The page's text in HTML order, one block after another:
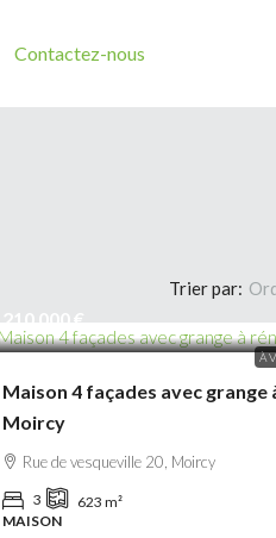
Contactez-nous
Trier par:
À
210 000 €
Maison 4 façades avec grange
Moircy
Rue de vesqueville 20, Moircy
3 623 m²
MAISON